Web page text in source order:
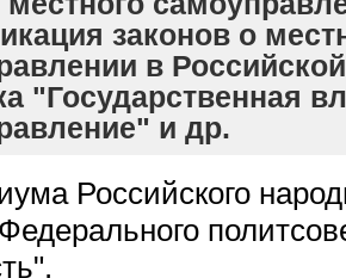
законов о
в
"Государственная
и др.
Российского